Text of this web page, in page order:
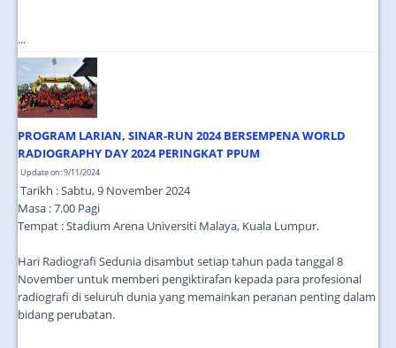
...
PROGRAM LARIAN, SINAR-RUN 2024 BERSEMPENA WORLD
RADIOGRAPHY DAY 2024 PERINGKAT PPUM
Update on: 9/11/2024
Tarikh : Sabtu, 9 November 2024
Masa : 7.00 Pagi
Tempat : Stadium Arena Universiti Malaya, Kuala Lumpur.
Hari Radiografi Sedunia disambut setiap tahun pada tanggal 8
November untuk memberi pengiktirafan kepada para profesional
radiografi di seluruh dunia yang memainkan peranan penting dalam
bidang perubatan.